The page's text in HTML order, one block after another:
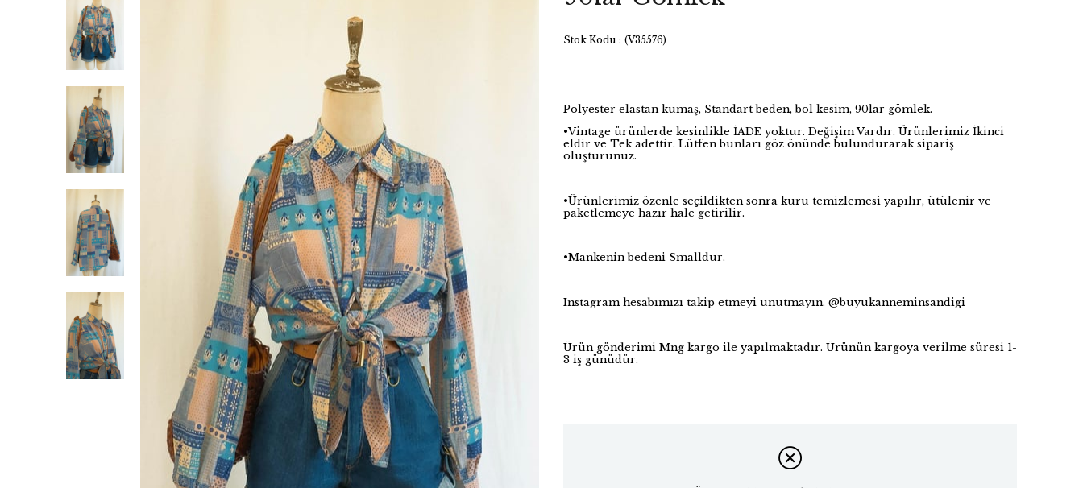
Stok Kodu (V35576)
Polyester elastan kumaş, Standart beden, bol kesim, 90lar gömlek.
•Vintage ürünlerde kesinlikle İADE yoktur. Değişim Vardır. Ürünlerimiz İkinci
eldir ve Tek adettir. Lütfen bunları göz önünde bulundurarak sipariş
oluşturunuz.
•Ürünlerimiz özenle seçildikten sonra kuru temizlemesi yapılır, ütülenir ve
paketlemeye hazır hale getirilir.
•Mankenin bedeni Smalldur.
Instagram hesabımızı takip etmeyi unutmayın. @buyukanneminsandigi
Ürün gönderimi Mng kargo ile yapılmaktadır. Ürünün kargoya verilme süresi 1-
3 iş günüdür.